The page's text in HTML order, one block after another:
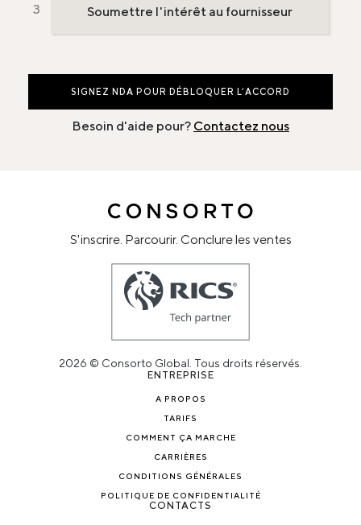
Soumettre l'intérêt au fournisseur
SIGNEZ NDA POUR DÉBLOQUER L’ACCORD
Besoin d'aide pour? Contactez nous
S'inscrire. Parcourir. Conclure les ventes
2026 © Consorto Global. Tous droits réservés.
ENTREPRISE
A PROPOS
TARIFS
COMMENT ÇA MARCHE
CARRIÈRES
CONDITIONS GÉNÉRALES
POLITIQUE DE CONFIDENTIALITÉ
CONTACTS